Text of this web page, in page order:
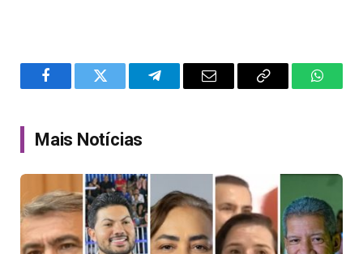
FacebookTwitter TelegramEmail
Copy
Mais Notícias